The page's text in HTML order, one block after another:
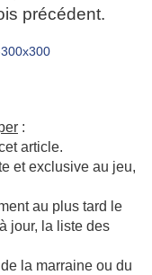
précédent.
:
article.
et exclusive au jeu,
au plus tard le
jour, la liste des
la marraine ou du